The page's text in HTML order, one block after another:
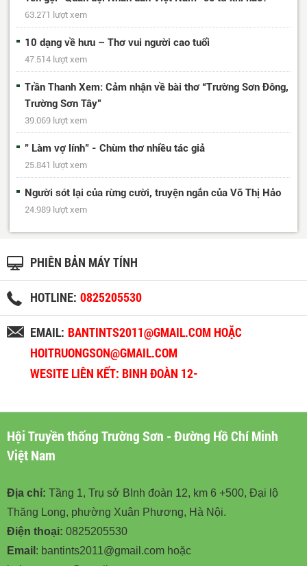
63.271 lượt xem
10 dạng về hưu – Thơ vui người cao tuổi
47.514 lượt xem
Trần Thanh Xem: Cảm nhận về bài thơ “Trường Sơn Đông,
Trường Sơn Tây”
39.069 lượt xem
" Làm vợ lính" - Chùm thơ nhiều tác giả
25.841 lượt xem
Người sót lại của rừng cười, truyện ngắn của Võ Thị Hảo
24.989 lượt xem
PHIÊN BẢN MÁY TÍNH
HOTLINE: 0825205530
EMAIL: BANTINTS2011@GMAIL.COM HOẶC
HOITRUONGSON@GMAIL.COM
WESITE LIÊN KẾT: BINH ĐOÀN 12-
Hội Truyền thống Trường Sơn - Đường Hồ Chí Minh
Việt Nam
Địa chỉ: Tầng 1, Trụ sở BInh đoàn 12, km 6 +500, Đại lộ
Thăng Long, phường Xuân Phương, Hà Nội.
Điện thoại: 0825205530
Email : bantints2011@gmail.com hoặc